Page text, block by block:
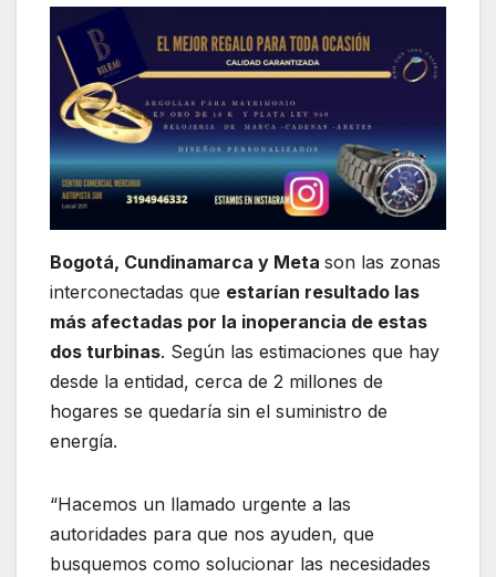
Bogotá, Cundinamarca y Meta son las zonas
interconectadas que estarían resultado las
más afectadas por la inoperancia de estas
dos turbinas. Según las estimaciones que hay
desde la entidad, cerca de 2 millones de
hogares se quedaría sin el suministro de
energía.
“Hacemos un llamado urgente a las
autoridades para que nos ayuden, que
busquemos como solucionar las necesidades